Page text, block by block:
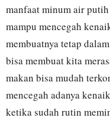
manfaat minum air
mampu mencegah
membuatnya tetap
bisa membuat kita
makan bisa mudah
mencegah adanya
ketika sudah rutin